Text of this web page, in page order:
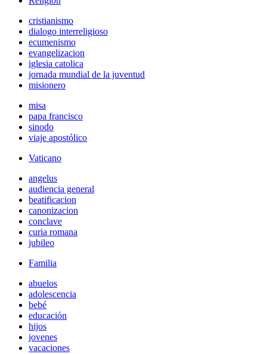
cristianismo
dialogo interreligioso
ecumenismo
evangelizacion
iglesia catolica
jornada mundial de la juventud
misionero
misa
papa francisco
sinodo
viaje apostólico
Vaticano
angelus
audiencia general
beatificacion
canonizacion
conclave
curia romana
jubileo
Familia
abuelos
adolescencia
bebé
educación
hijos
jovenes
vacaciones